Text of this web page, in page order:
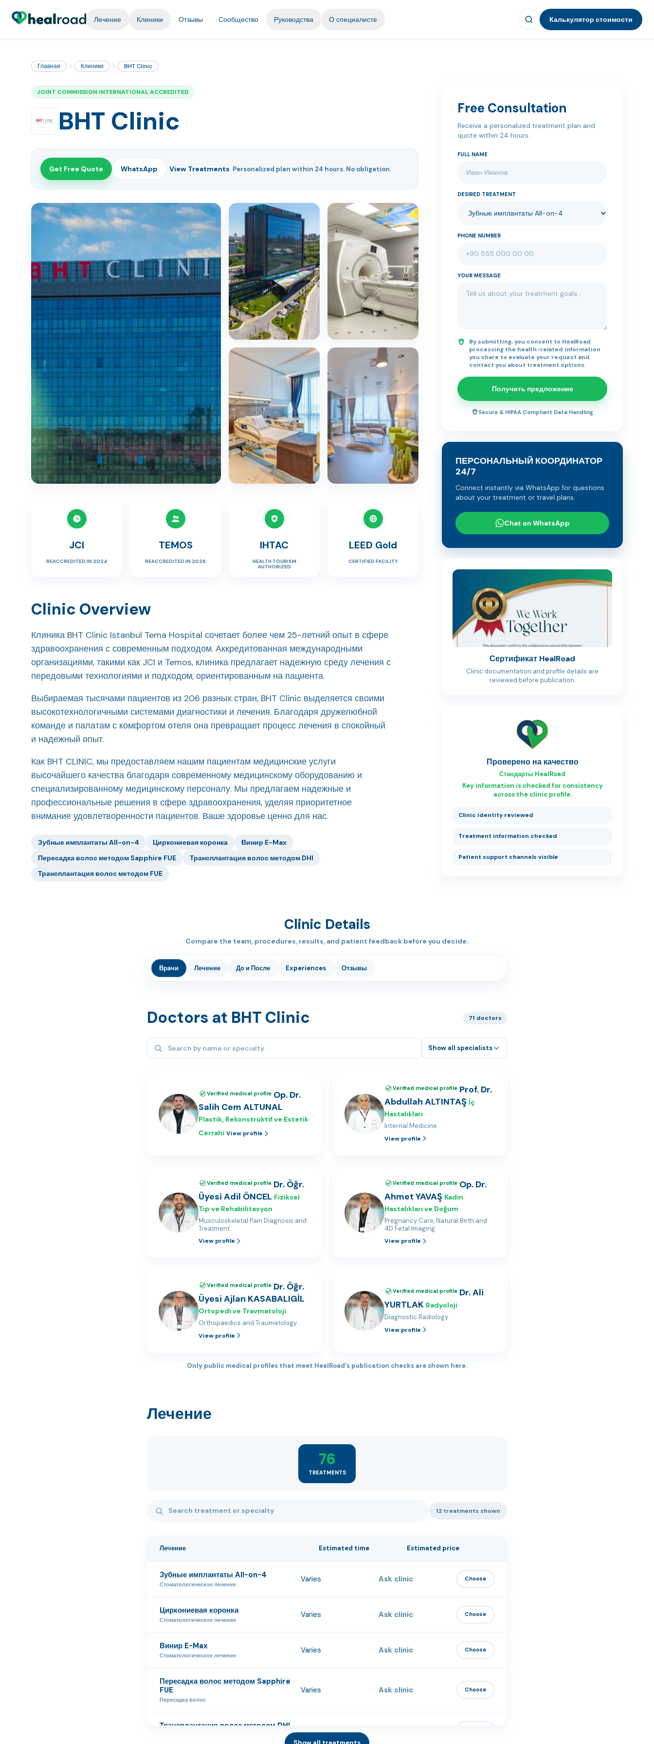
Лечение Клиники Отзывы Сообщество Руководства О специалисте Калькулятор стоимости
Главная Клиники BHT Clinic
JOINT COMMISSION INTERNATIONAL ACCREDITED
BHT Clinic
Get Free Quote WhatsApp View Treatments Personalized plan within 24 hours. No obligation.
JCI
REACCREDITED IN 2024
TEMOS
REACCREDITED IN 2026
IHTAC
HEALTH TOURISM
AUTHORIZED
LEED Gold
CERTIFIED FACILITY
Clinic Overview
Клиника BHT Clinic Istanbul Tema Hospital сочетает более чем 25-летний опыт в сфере
здравоохранения с современным подходом. Аккредитованная международными
организациями, такими как JCI и Temos, клиника предлагает надежную среду лечения с
передовыми технологиями и подходом, ориентированным на пациента.
Выбираемая тысячами пациентов из 206 разных стран, BHT Clinic выделяется своими
высокотехнологичными системами диагностики и лечения. Благодаря дружелюбной
команде и палатам с комфортом отеля она превращает процесс лечения в спокойный
и надежный опыт.
Как BHT CLINIC, мы предоставляем нашим пациентам медицинские услуги
высочайшего качества благодаря современному медицинскому оборудованию и
специализированному медицинскому персоналу. Мы предлагаем надежные и
профессиональные решения в сфере здравоохранения, уделяя приоритетное
внимание удовлетворенности пациентов. Ваше здоровье ценно для нас.
Зубные имплантаты All-on-4 Циркониевая коронка
Винир E-Max
Пересадка волос методом Sapphire FUE
Трансплантация волос методом DHI
Трансплантация волос методом FUE
Clinic Details
Compare the team, procedures, results, and patient feedback before you decide.
Врачи Лечение До и После Experiences Отзывы
Doctors at BHT Clinic 71 doctors
Search specialists Show all specialists
Verified medical profile Op. Dr.
Salih Cem ALTUNAL
Plastik, Rekonstrüktif ve Estetik
Cerrahi View profile
Verified medical profile Prof. Dr.
Abdullah ALTINTAŞ İç
Hastalıkları
Internal Medicine
View profile
Verified medical profile Dr. Öğr.
Üyesi Adil ÖNCEL Fiziksel
Tıp ve Rehabilitasyon
Musculoskeletal Pain Diagnosis and
Treatment
View profile
Verified medical profile Op. Dr.
Ahmet YAVAŞ Kadın
Hastalıkları ve Doğum
Pregnancy Care, Natural Birth and
4D Fetal Imaging
View profile
Verified medical profile Dr. Öğr.
Üyesi Ajlan KASABALIGİL
Ortopedi ve Travmatoloji
Orthopaedics and Traumatology
View profile
Verified medical profile Dr. Ali
YURTLAK Radyoloji
Diagnostic Radiology
View profile
Only public medical profiles that meet HealRoad's publication checks are shown here.
Лечение
76
TREATMENTS
Search treatments
12 treatments shown
Лечение Estimated time Estimated price
Зубные имплантаты All-on-4
Стоматологическое лечение
Varies Ask clinic Choose
Циркониевая коронка
Стоматологическое лечение
Varies Ask clinic Choose
Винир E-Max
Стоматологическое лечение
Varies Ask clinic Choose
Пересадка волос методом Sapphire
FUE
Пересадка волос
Varies Ask clinic Choose
Трансплантация волос методом DHI
Free Consultation
Receive a personalized treatment plan and
quote within 24 hours.
FULL NAME
DESIRED TREATMENT
PHONE NUMBER
YOUR MESSAGE
By submitting, you consent to HealRoad
processing the health-related information
you share to evaluate your request and
contact you about treatment options.
Получить предложение
Secure & HIPAA Compliant Data Handling
ПЕРСОНАЛЬНЫЙ КООРДИНАТОР
24/7
Connect instantly via WhatsApp for questions
about your treatment or travel plans.
Chat on WhatsApp
Сертификат HealRoad
Clinic documentation and profile details are
reviewed before publication.
Проверено на качество
Стандарты HealRoad
Key information is checked for consistency
across the clinic profile.
Clinic identity reviewed
Treatment information checked
Patient support channels visible